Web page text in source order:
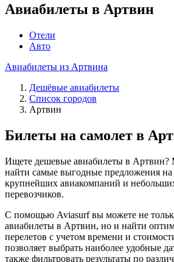
Авиабилеты в Артвин
Отели
Авто
Авиабилеты из Артвина
Дешёвые авиабилеты
Список городов
Артвин
Билеты на самолет в
Ищете дешевые авиабилеты в
найти самые выгодные предложения
крупнейших авиакомпаний и
перевозчиков.
С помощью Aviasurf вы можете не
авиабилеты в Артвин, но и найти
перелетов с учетом времени и
позволяет выбрать наиболее удобные
также фильтровать результаты по